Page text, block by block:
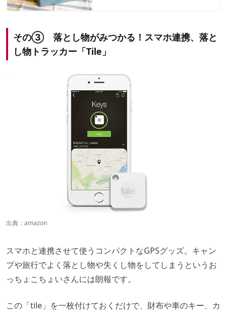
その③ 落とし物がみつかる！スマホ連携、落と
し物トラッカー「Tile」
出典： amazon
スマホと連携させて使うコンパクトなGPSグッズ。キャン
プや旅行でよく落とし物や失くし物をしてしまうというお
っちょこちょいさんには朗報です。
この「tile」を一枚付けておくだけで、財布や車のキー、カ